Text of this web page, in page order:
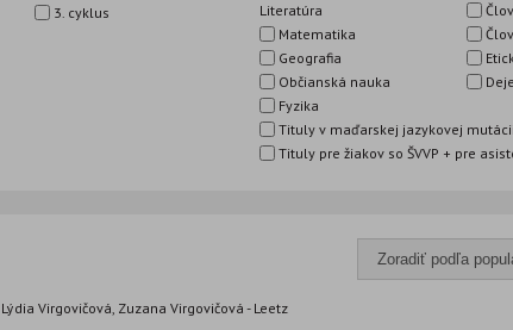
3. cyklus
Literatúra
Matematika
Geografia
Občianská nauka
Fyzika
Tituly v maďarskej jazykovej mutácii
Tituly pre žiakov so ŠVVP + pre
Lýdia Virgovičová, Zuzana Virgovičová - Leetz